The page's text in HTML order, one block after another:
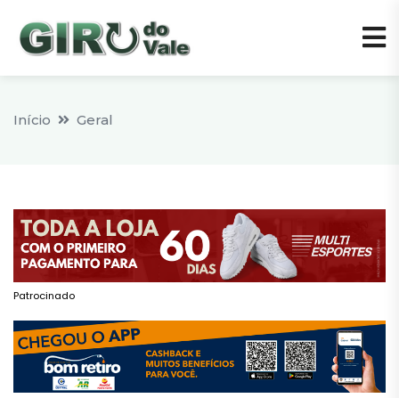
Início Geral
Patrocinado